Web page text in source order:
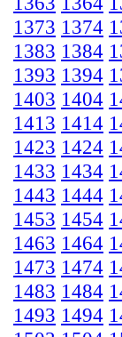
1373 1374
1383 1384
1393 1394
1403 1404
1413 1414
1423 1424
1433 1434
1443 1444
1453 1454
1463 1464
1473 1474
1483 1484
1493 1494